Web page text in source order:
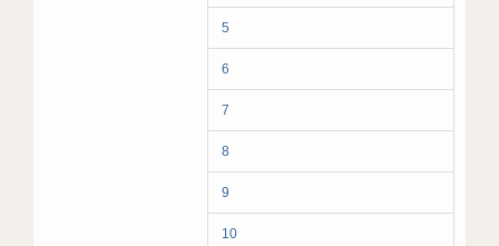
5
6
7
8
9
10